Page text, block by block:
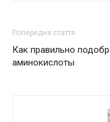
Попередня стаття
Как правильно
аминокислоты